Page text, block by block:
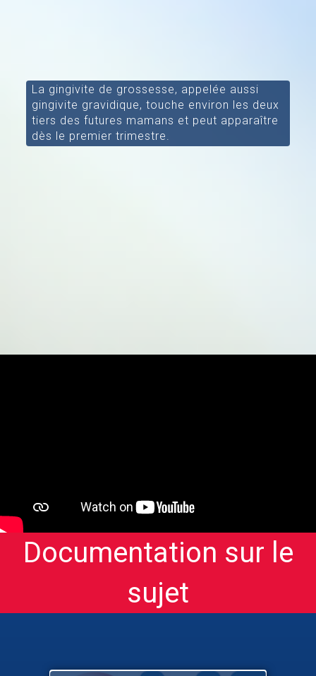
La gingivite de grossesse, appelée aussi
gingivite gravidique, touche environ les deux
tiers des futures mamans et peut apparaître
dès le premier trimestre.
Documentation sur le
sujet